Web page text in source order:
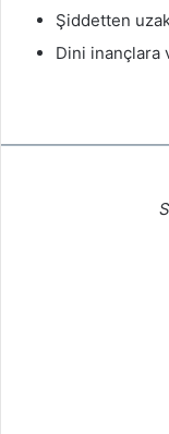
Şiddetten
Dini inançlara